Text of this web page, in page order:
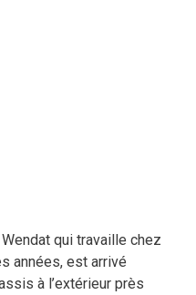
qui travaille chez
années, est arrivé
à l’extérieur près